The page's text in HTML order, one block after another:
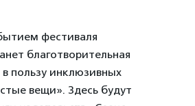
фестиваля
благотворительная
пользу инклюзивных
вещи». Здесь будут